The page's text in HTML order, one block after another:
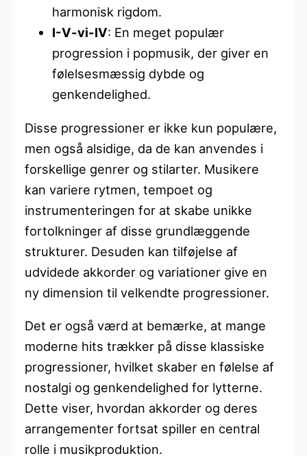
harmonisk rigdom.
I-V-vi-IV: En meget populær
progression i popmusik, der giver en
følelsesmæssig dybde og
genkendelighed.
Disse progressioner er ikke kun populære,
men også alsidige, da de kan anvendes i
forskellige genrer og stilarter. Musikere
kan variere rytmen, tempoet og
instrumenteringen for at skabe unikke
fortolkninger af disse grundlæggende
strukturer. Desuden kan tilføjelse af
udvidede akkorder og variationer give en
ny dimension til velkendte progressioner.
Det er også værd at bemærke, at mange
moderne hits trækker på disse klassiske
progressioner, hvilket skaber en følelse af
nostalgi og genkendelighed for lytterne.
Dette viser, hvordan akkorder og deres
arrangementer fortsat spiller en central
rolle i musikproduktion.